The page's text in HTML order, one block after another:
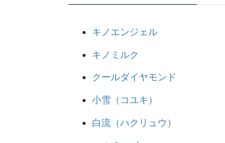
キノエンジェル
キノミルク
クールダイヤモンド
小雪（コユキ）
白流（ハクリュウ）